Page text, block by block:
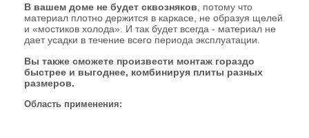
В вашем доме не будет сквозняков , потому что
материал плотно держится в каркасе, не образуя щелей
и «мостиков холода». И так будет всегда - материал не
дает усадки в течение всего периода эксплуатации.
Вы также сможете произвести монтаж гораздо
быстрее и выгоднее, комбинируя плиты разных
размеров.
Область применения: